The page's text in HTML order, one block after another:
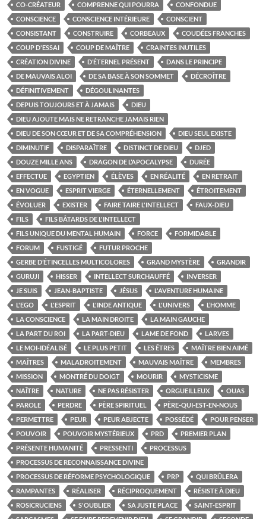
CO-CRÉATEUR COMPRENNE QUI POURRA
CONFONDUE
CONSCIENCE
CONSCIENCE INTÉRIEURE
CONSCIENT
CONSISTANT
CONSTRUIRE CORBEAUX
COUDÉES FRANCHES
COUP D'ESSAI
COUP DE MAÎTRE
CRAINTES INUTILES
CRÉATION DIVINE
D’ÉTERNEL PRÉSENT
DANS LE PRINCIPE
DE MAUVAIS ALOI
DE SA BASE À SON SOMMET
DÉCROÎTRE
DÉFINITIVEMENT
DÉGOULINANTES
DEPUIS TOUJOURS ET À JAMAIS
DIEU
DIEU AJOUTE MAIS NE RETRANCHE JAMAIS RIEN
DIEU DE SON CŒUR ET DE SA COMPRÉHENSION
DIEU SEUL EXISTE
DIMINUTIF
DISPARAÎTRE DISTINCT DE DIEU
DJED
DOUZE MILLE ANS
DRAGON DE L’APOCALYPSE
DURÉE
EFFECTUE
EGYPTIEN ÉLÈVES EN RÉALITÉ
EN RETRAIT
EN VOGUE
ESPRIT VIERGE ÉTERNELLEMENT
ÉTROITEMENT
ÉVOLUER
EXISTER FAIRE TAIRE L'INTELLECT
FAUX-DIEU
FILS
FILS BÂTARDS DE L'INTELLECT
FILS UNIQUE DU MENTAL HUMAIN
FORCE
FORMIDABLE
FORUM
FUSTIGÉ
FUTUR PROCHE
GERBE D’ÉTINCELLES MULTICOLORES
GRAND MYSTÈRE
GRANDIR
GURUJI
HISSER INTELLECT SURCHAUFFÉ
INVERSER
JE SUIS
JEAN-BAPTISTE JÉSUS
L'AVENTURE HUMAINE
L'EGO
L'ESPRIT L'INDE ANTIQUE L'UNIVERS
L’HOMME
LA CONSCIENCE
LA MAIN DROITE
LA MAIN GAUCHE
LA PART DU ROI
LA PART-DIEU LAME DE FOND
LARVES
LE MOI-IDÉALISÉ
LE PLUS PETIT LES ÊTRES
MAÎTRE BIEN AIMÉ
MAÎTRES
MALADROITEMENT MAUVAIS MAÎTRE
MEMBRES
MISSION
MONTRÉ DU DOIGT MOURIR
MYSTICISME
NAÎTRE
NATURE NE PAS RÉSISTER ORGUEILLEUX
OUAS
PAROLE
PERDRE PÈRE SPIRITUEL
PÈRE-QUI-EST-EN-NOUS
PERMETTRE
PEUR PEUR ABJECTE POSSÉDÉ
POUR PENSER
POUVOIR
POUVOIR MYSTÉRIEUX PRD
PREMIER PLAN
PRÉSENTE HUMANITÉ
PRESSENTI
PROCESSUS
PROCESSUS DE RECONNAISSANCE DIVINE
PROCESSUS DE RÉFORME PSYCHOLOGIQUE
PRP
QUI BRÛLERA
RAMPANTES
RÉALISER RÉCIPROQUEMENT
RÉSISTE À DIEU
ROSICRUCIENS
S'OUBLIER SA JUSTE PLACE
SAINT-ESPRIT